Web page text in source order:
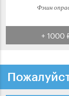
Фэшн
+ 1000